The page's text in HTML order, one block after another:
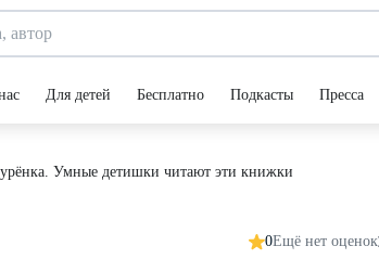
Для детей Бесплатно Подкасты Пресса
Умные детишки читают эти книжки
0Ещё нет оценок